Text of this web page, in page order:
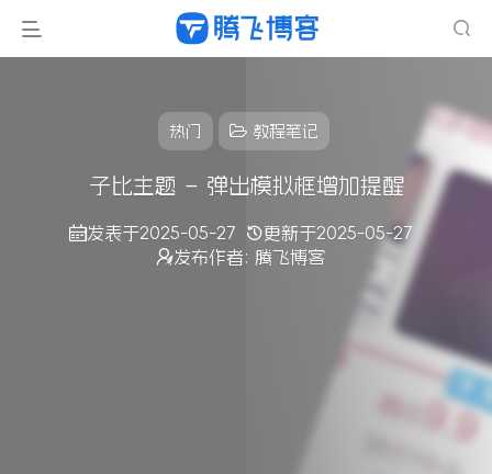
热门 教程笔记
子比主题 – 弹出模拟框增加提醒
发表于2025-05-27 更新于2025-05-27
发布作者: 腾飞博客